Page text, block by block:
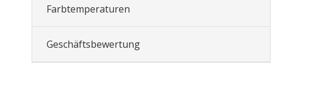
Farbtemperaturen
Geschäftsbewertung